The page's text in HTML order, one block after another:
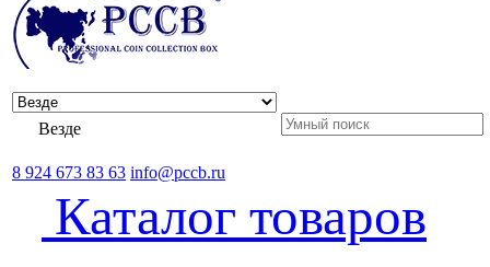
Везде
8 924 673 83 63 info@pccb.ru
Каталог товаров